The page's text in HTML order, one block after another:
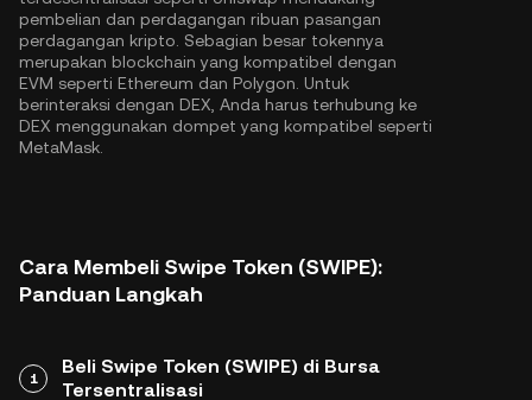
pembelian dan perdagangan ribuan pasangan
perdagangan kripto. Sebagian besar tokennya
merupakan blockchain yang kompatibel dengan
EVM seperti Ethereum dan Polygon . Untuk
berinteraksi dengan DEX, Anda harus terhubung ke
DEX menggunakan dompet yang kompatibel seperti
MetaMask.
Cara Membeli Swipe Token (SWIPE):
Panduan Langkah
1
Beli Swipe Token (SWIPE) di Bursa
Tersentralisasi